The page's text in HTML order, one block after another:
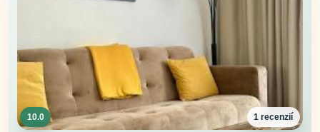
10.0 1 recenzií